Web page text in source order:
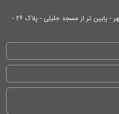
آدرس: تهران/ انتهای خیابان ایرانشهر - پایین تر از مسجد جلیلی - پلاک ۲۶ -